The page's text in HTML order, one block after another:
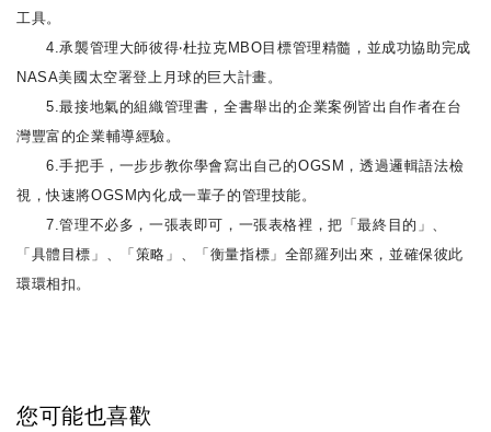
工具。
4.承襲管理大師彼得‧杜拉克MBO目標管理精髓，並成功協助完成
NASA美國太空署登上月球的巨大計畫。
5.最接地氣的組織管理書，全書舉出的企業案例皆出自作者在台
灣豐富的企業輔導經驗。
6.手把手，一步步教你學會寫出自己的OGSM，透過邏輯語法檢
視，快速將OGSM內化成一輩子的管理技能。
7.管理不必多，一張表即可，一張表格裡，把「最終目的」、
「具體目標」、「策略」、「衡量指標」全部羅列出來，並確保彼此
環環相扣。
您可能也喜歡